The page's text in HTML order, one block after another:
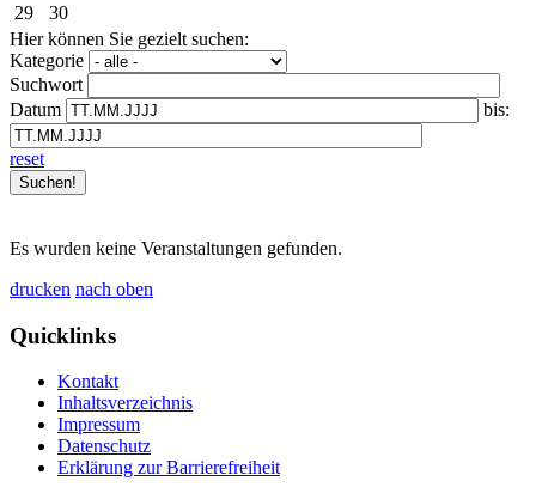
29
30
Hier können Sie gezielt suchen:
Kategorie
Suchwort
Datum
bis:
reset
Es wurden keine Veranstaltungen gefunden.
drucken nach oben
Quicklinks
Kontakt
Inhaltsverzeichnis
Impressum
Datenschutz
Erklärung zur Barrierefreiheit